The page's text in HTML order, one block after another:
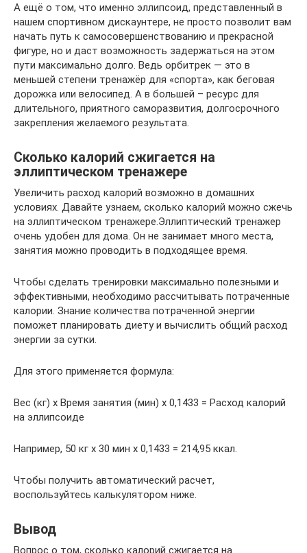
А ещё о том, что именно эллипсоид, представленный в
нашем спортивном дискаунтере, не просто позволит вам
начать путь к самосовершенствованию и прекрасной
фигуре, но и даст возможность задержаться на этом
пути максимально долго. Ведь орбитрек — это в
меньшей степени тренажёр для «спорта», как беговая
дорожка или велосипед. А в большей – ресурс для
длительного, приятного саморазвития, долгосрочного
закрепления желаемого результата.
Сколько калорий сжигается на
эллиптическом тренажере
Увеличить расход калорий возможно в домашних
условиях. Давайте узнаем, сколько калорий можно сжечь
на эллиптическом тренажере.Эллиптический тренажер
очень удобен для дома. Он не занимает много места,
занятия можно проводить в подходящее время.
Чтобы сделать тренировки максимально полезными и
эффективными, необходимо рассчитывать потраченные
калории. Знание количества потраченной энергии
поможет планировать диету и вычислить общий расход
энергии за сутки.
Для этого применяется формула:
Вес (кг) х Время занятия (мин) х 0,1433 = Расход калорий
на эллипсоиде
Например, 50 кг х 30 мин х 0,1433 = 214,95 ккал.
Чтобы получить автоматический расчет,
воспользуйтесь калькулятором ниже.
Вывод
Вопрос о том, сколько калорий сжигается на